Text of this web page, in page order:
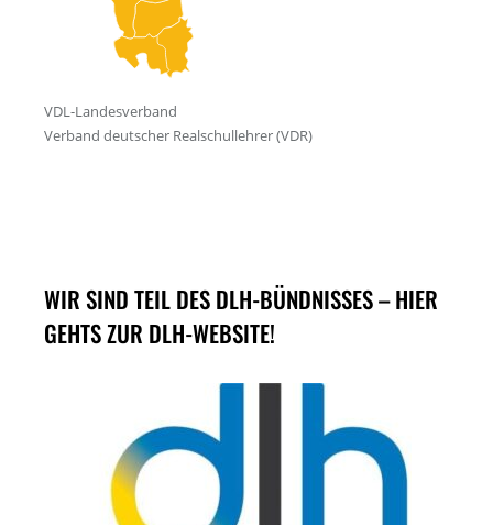
WIR SIND TEIL DES DLH-BÜNDNISSES – HIER
GEHTS ZUR DLH-WEBSITE!